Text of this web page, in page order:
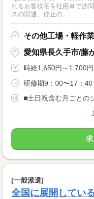
れるお客様宅を社用車で訪
スの開通、停止の...
その他工場・軽作
愛知県長久手市/藤
時給1,650円～1,700円
研修期9：00〜17：40
■土日祝含む月ごとの
[一般派遣]
全国に展開してい